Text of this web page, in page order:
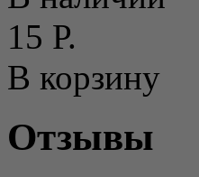
15 Р.
В корзину
Отзывы